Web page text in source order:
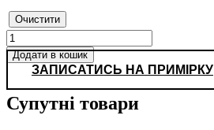
Очистити
0270
кількість
Додати в кошик
ЗАПИСАТИСЬ НА ПРИМІРКУ
Супутні товари